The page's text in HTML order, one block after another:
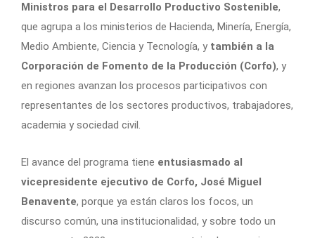
Ministros para el Desarrollo Productivo Sostenible,
que agrupa a los ministerios de Hacienda, Minería, Energía,
Medio Ambiente, Ciencia y Tecnología, y también a la
Corporación de Fomento de la Producción (Corfo), y
en regiones avanzan los procesos participativos con
representantes de los sectores productivos, trabajadores,
academia y sociedad civil.
El avance del programa tiene entusiasmado al
vicepresidente ejecutivo de Corfo, José Miguel
Benavente, porque ya están claros los focos, un
discurso común, una institucionalidad, y sobre todo un